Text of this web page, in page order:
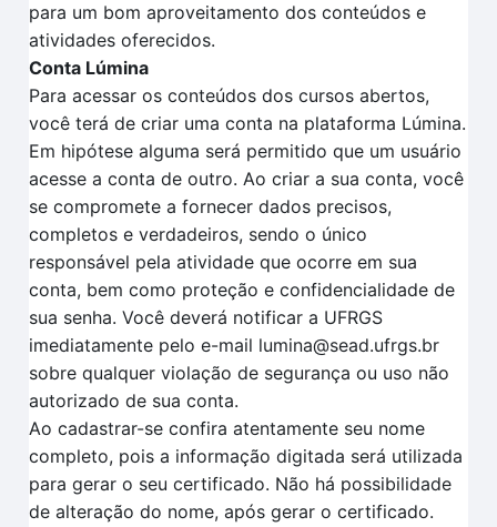
para um bom aproveitamento dos conteúdos e
atividades oferecidos.
Conta Lúmina
Para acessar os conteúdos dos cursos abertos,
você terá de criar uma conta na plataforma Lúmina.
Em hipótese alguma será permitido que um usuário
acesse a conta de outro. Ao criar a sua conta, você
se compromete a fornecer dados precisos,
completos e verdadeiros, sendo o único
responsável pela atividade que ocorre em sua
conta, bem como proteção e confidencialidade de
sua senha. Você deverá notificar a UFRGS
imediatamente pelo e-mail lumina@sead.ufrgs.br
sobre qualquer violação de segurança ou uso não
autorizado de sua conta.
Ao cadastrar-se confira atentamente seu nome
completo, pois a informação digitada será utilizada
para gerar o seu certificado. Não há possibilidade
de alteração do nome, após gerar o certificado.